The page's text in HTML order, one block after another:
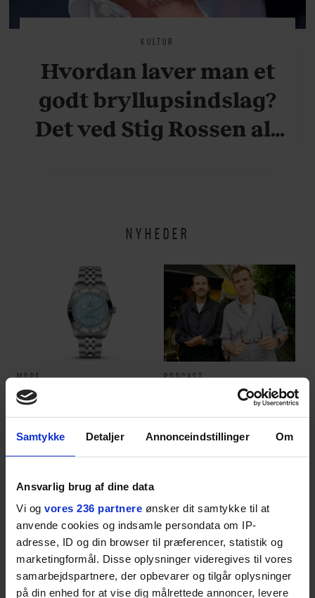
Samtykke Detaljer Annonceindstillinger Om
Ansvarlig brug af dine data
Vi og vores 236 partnere ønsker dit samtykke til at
anvende cookies og indsamle persondata om IP-
adresse, ID og din browser til præferencer, statistik og
marketingformål. Disse oplysninger videregives til vores
samarbejdspartnere, der opbevarer og tilgår oplysninger
på din enhed for at vise dig målrettede annoncer, levere
KULTUR
Hvordan laver man et
godt bryllupsindslag?
Det ved Stig Rossen alt
NYHEDER
MODE
På udkig efter et
sommerligt ur? Vi har
fundet tre gode bud
PODCAST
Det er alt for nemt at
brokke sig: Nyt afsnit af
’Arbejdstitel’ handler
om alt det, der gør
verden lidt sjovere og
hverdagen lidt lysere
ANBEFALET